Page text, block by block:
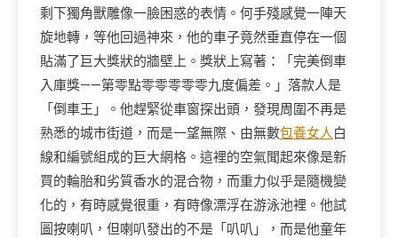
剩下獨角獸雕像一臉困惑的表情。何手殘感覺一陣天
旋地轉，等他回過神來，他的車子竟然垂直停在一個
貼滿了巨大獎狀的牆壁上。獎狀上寫著：「完美倒車
入庫獎——第零點零零零零零九度偏差。」落款人是
「倒車王」。他趕緊從車窗探出頭，發現周圍不再是
熟悉的城市街道，而是一望無際、由無數包養女人白
線和編號組成的巨大網格。這裡的空氣聞起來像是新
買的輪胎和劣質香水的混合物，而重力似乎是隨機變
化的，有時感覺很重，有時像漂浮在游泳池裡。他試
圖按喇叭，但喇叭發出的不是「叭叭」，而是他童年